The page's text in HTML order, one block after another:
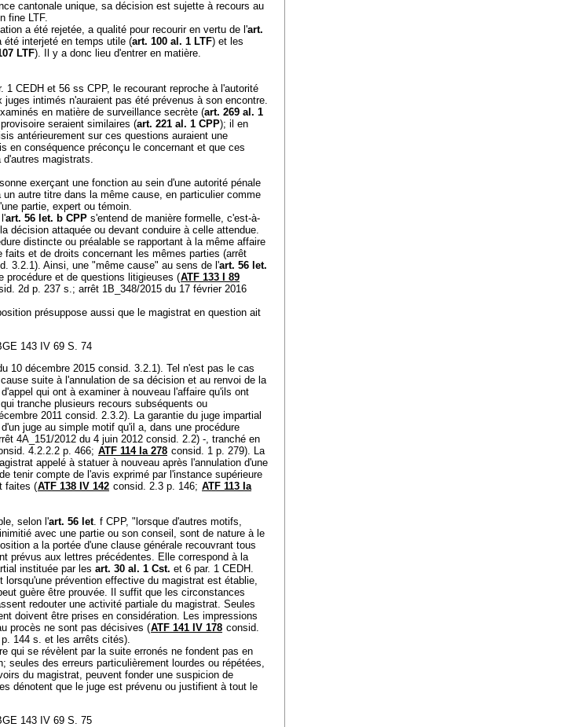
cantonale unique, sa décision est sujette à recours au
fine LTF.
a été rejetée, a qualité pour recourir en vertu de l'art.
été interjeté en temps utile (art. 100 al. 1 LTF) et les
LTF). Il y a donc lieu d'entrer en matière.
1 CEDH et 56 ss CPP, le recourant reproche à l'autorité
intimés n'auraient pas été prévenus à son encontre.
en matière de surveillance secrète (art. 269 al. 1
seraient similaires (art. 221 al. 1 CPP); il en
antérieurement sur ces questions auraient une
en conséquence préconçu le concernant et que ces
magistrats.
exerçant une fonction au sein d'une autorité pénale
autre titre dans la même cause, en particulier comme
partie, expert ou témoin.
art. 56 let. b CPP s'entend de manière formelle, c'est-à-
décision attaquée ou devant conduire à celle attendue.
distincte ou préalable se rapportant à la même affaire
et de droits concernant les mêmes parties (arrêt
3.2.1). Ainsi, une "même cause" au sens de l'art. 56 let.
procédure et de questions litigieuses (ATF 133 I 89
2d p. 237 s.; arrêt 1B_348/2015 du 17 février 2016
présuppose aussi que le magistrat en question ait
143 IV 69 S. 74
10 décembre 2015 consid. 3.2.1). Tel n'est pas le cas
suite à l'annulation de sa décision et au renvoi de la
qui ont à examiner à nouveau l'affaire qu'ils ont
tranche plusieurs recours subséquents ou
2011 consid. 2.3.2). La garantie du juge impartial
juge au simple motif qu'il a, dans une procédure
4A_151/2012 du 4 juin 2012 consid. 2.2) -, tranché en
4.2.2.2 p. 466; ATF 114 Ia 278 consid. 1 p. 279). La
appelé à statuer à nouveau après l'annulation d'une
tenir compte de l'avis exprimé par l'instance supérieure
faites (ATF 138 IV 142 consid. 2.3 p. 146; ATF 113 Ia
selon l'art. 56 let. f CPP, "lorsque d'autres motifs,
avec une partie ou son conseil, sont de nature à le
a la portée d'une clause générale recouvrant tous
prévus aux lettres précédentes. Elle correspond à la
instituée par les art. 30 al. 1 Cst. et 6 par. 1 CEDH.
lorsqu'une prévention effective du magistrat est établie,
guère être prouvée. Il suffit que les circonstances
redouter une activité partiale du magistrat. Seules
doivent être prises en considération. Les impressions
procès ne sont pas décisives (ATF 141 IV 178 consid.
144 s. et les arrêts cités).
qui se révèlent par la suite erronés ne fondent pas en
seules des erreurs particulièrement lourdes ou répétées,
du magistrat, peuvent fonder une suspicion de
dénotent que le juge est prévenu ou justifient à tout le
143 IV 69 S. 75